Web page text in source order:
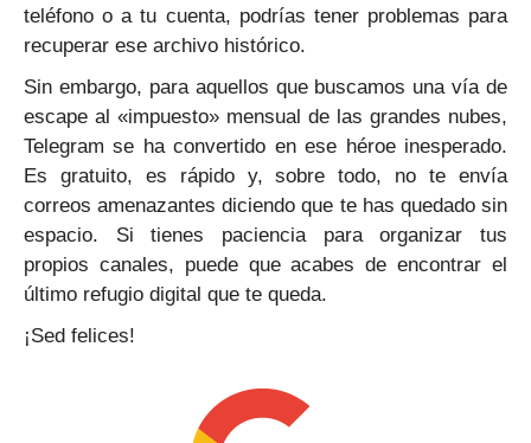
teléfono o a tu cuenta, podrías tener problemas para
recuperar ese archivo histórico.
Sin embargo, para aquellos que buscamos una vía de
escape al «impuesto» mensual de las grandes nubes,
Telegram se ha convertido en ese héroe inesperado.
Es gratuito, es rápido y, sobre todo, no te envía
correos amenazantes diciendo que te has quedado sin
espacio. Si tienes paciencia para organizar tus
propios canales, puede que acabes de encontrar el
último refugio digital que te queda.
¡Sed felices!